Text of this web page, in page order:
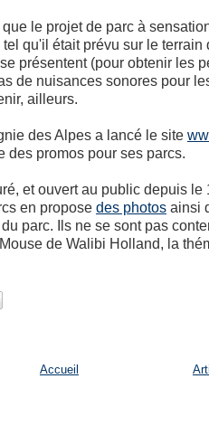
le projet de parc à
qu'il était prévu sur le terrain
présentent (pour obtenir les
de nuisances sonores pour
ailleurs.
des Alpes a lancé le site
des promos pour ses parcs.
et ouvert au public depuis le
en propose des photosainsi
parc. Ils ne se sont pas
de Walibi Holland, la
Accueil